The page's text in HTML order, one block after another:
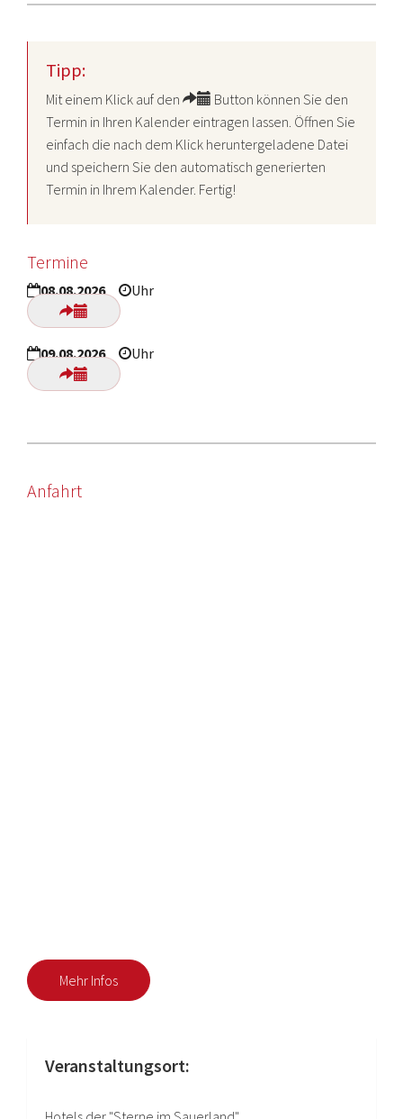
Tipp:
Mit einem Klick auf den
Button können Sie den
Termin in Ihren Kalender eintragen lassen. Öffnen Sie
einfach die nach dem Klick heruntergeladene Datei
und speichern Sie den automatisch generierten
Termin in Ihrem Kalender. Fertig!
Termine
08.08.2026 Uhr
09.08.2026 Uhr
Anfahrt
Mehr Infos
Veranstaltungsort: